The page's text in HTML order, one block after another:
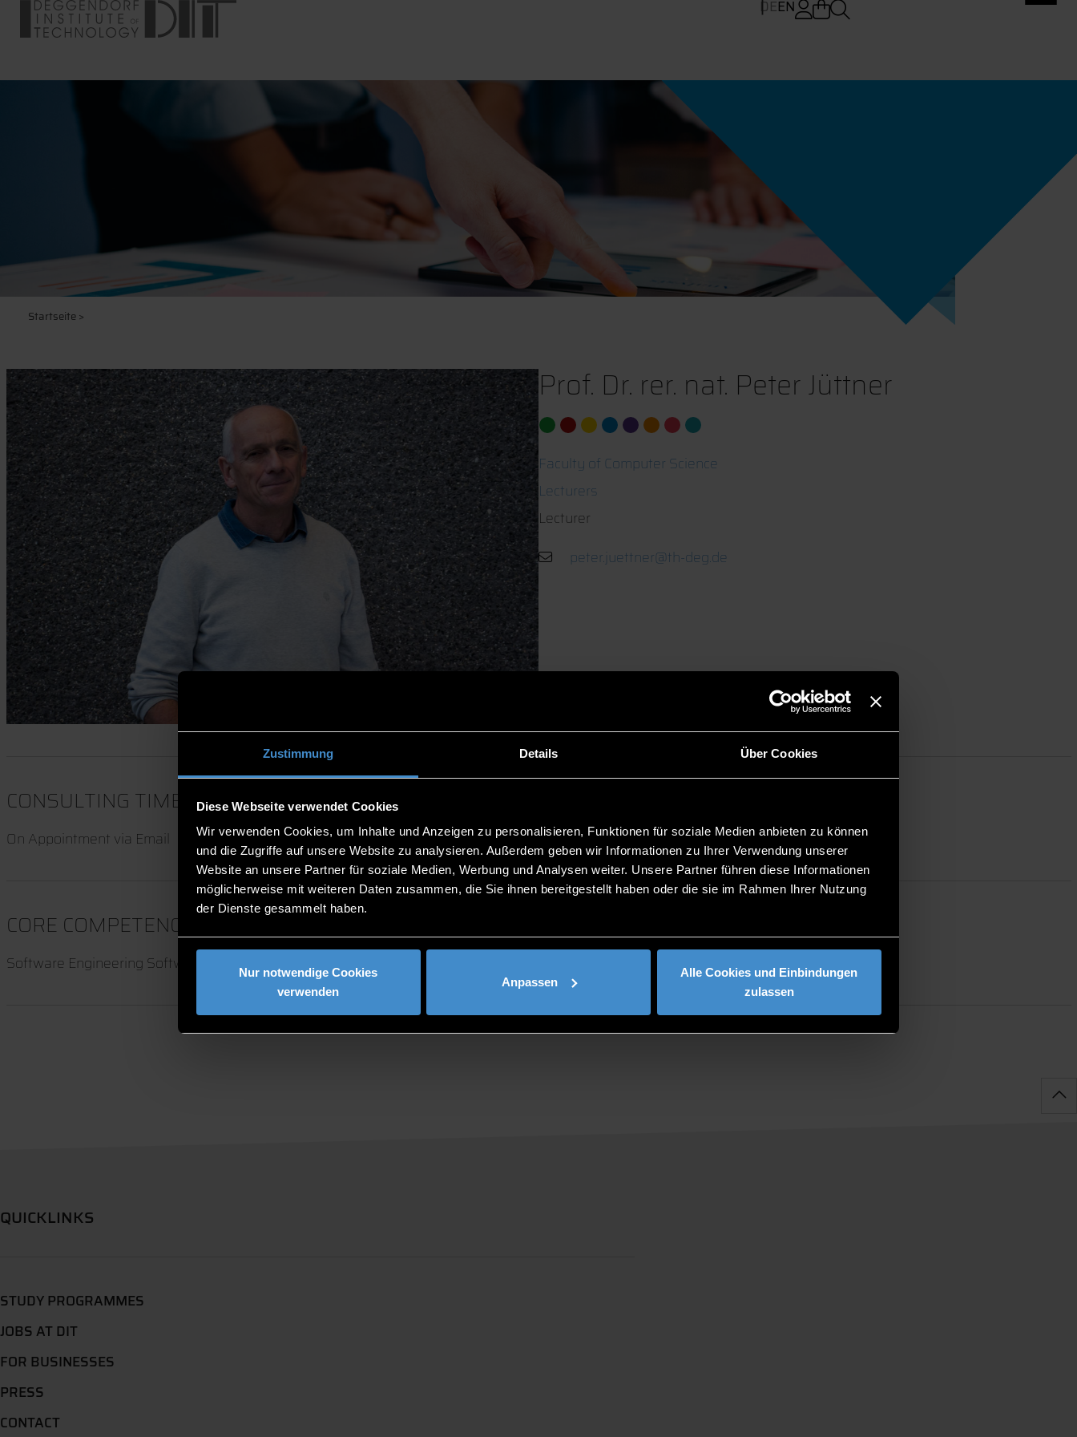
Zustimmung Details Über Cookies
Diese Webseite verwendet Cookies
Wir verwenden Cookies, um Inhalte und Anzeigen zu personalisieren, Funktionen für soziale Medien anbieten zu können
und die Zugriffe auf unsere Website zu analysieren. Außerdem geben wir Informationen zu Ihrer Verwendung unserer
Website an unsere Partner für soziale Medien, Werbung und Analysen weiter. Unsere Partner führen diese Informationen
möglicherweise mit weiteren Daten zusammen, die Sie ihnen bereitgestellt haben oder die sie im Rahmen Ihrer Nutzung
der Dienste gesammelt haben.
Nur notwendige Cookies
verwenden
Anpassen
Alle Cookies und Einbindungen
zulassen
DEEN
Startseite>
Prof. Dr. rer. nat. Peter Jüttner
Faculty of Computer Science
Lecturers
Lecturer
CONSULTING TIME
On Appointment via Email
CORE COMPETENCIES
Software Engineering Software Quality Assurance Software Test
QUICKLINKS
STUDY PROGRAMMES
JOBS AT DIT
FOR BUSINESSES
PRESS
CONTACT